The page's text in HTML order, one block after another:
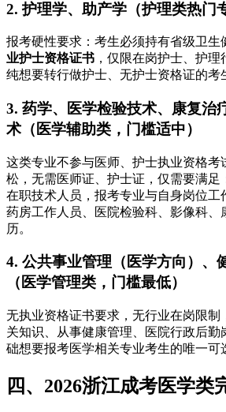
2. 护理学、助产学（护理类热门
报考硬性要求：考生必须持有省级卫生
业护士资格证书 ，仅限在岗护士、护
纯想要转行做护士、无护士资格证的考
3. 药学、医学检验技术、康复治
术（医学辅助类，门槛适中）
这类专业不参与医师、护士执业资格考
松，无需医师证、护士证，仅需要满足
在职技术人员，报考专业与自身岗位工
药房工作人员、医院检验科、影像科、
历。
4. 公共事业管理（医学方向）、
（医学管理类，门槛最低）
无执业资格证书要求，无行业在岗限制
关知识、从事健康管理、医院行政后勤
础想要报考医学相关专业考生的唯一可
四、2026浙江成考医学类